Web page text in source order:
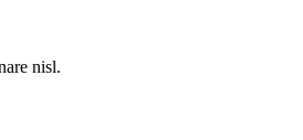
nisl.